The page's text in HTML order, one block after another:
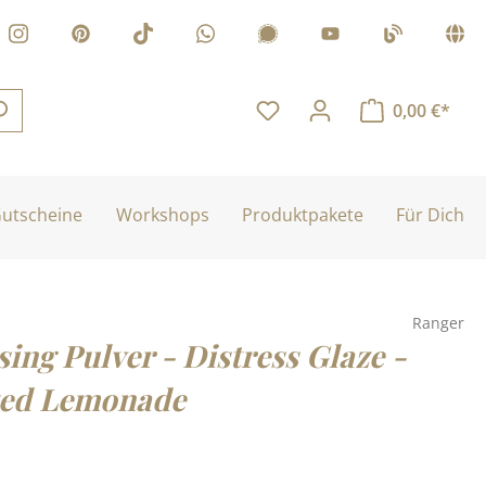
0,00 €*
Workshops Produktpakete Für Dich
Ranger
Pulver - Distress Glaze -
Lemonade